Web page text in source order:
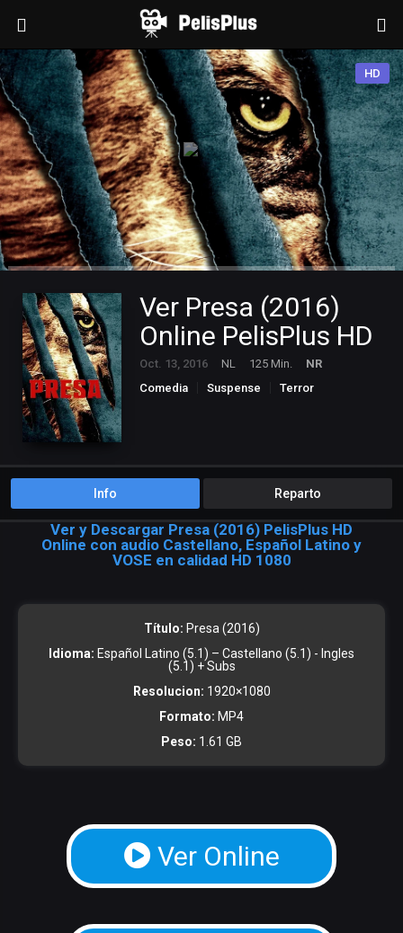
HD
Ver Presa (2016)
Online PelisPlus HD
Oct. 13, 2016 NL 125 Min.
NR
Comedia
Suspense Terror
Info Reparto
Ver y Descargar Presa (2016) PelisPlus HD
Online con audio Castellano, Español Latino y
VOSE en calidad HD 1080
Título: Presa (2016)
Idioma: Español Latino (5.1) – Castellano (5.1) - Ingles
(5.1) + Subs
Resolucion: 1920×1080
Formato: MP4
Peso: 1.61 GB
Ver Online